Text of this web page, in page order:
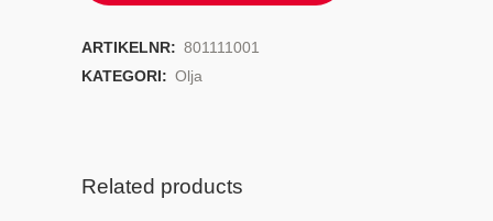
ARTIKELNR: 801111001
KATEGORI: Olja
Related products